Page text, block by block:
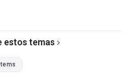
estos temas